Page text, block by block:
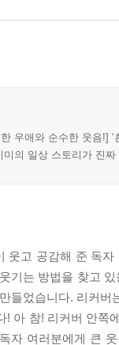
우애와 순수한 웃음!]
의 일상 스토리가 진
웃고 공감해 준 독
기는 방법을 찾고
들었습니다. 리커
! 아 참! 리커버 안쪽
자 여러분에게 큰